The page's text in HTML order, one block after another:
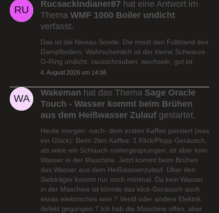
Rucsackindianer87 hat eine Antwort im
Thema WMF 1000 Boiler undicht
verfasst.
Das ist die Niveau-Sonde. Die misst den Füllstand des
Dampfboilers. Wahrscheinlich ist der kleine Schwarze
O-Ring undicht. rausschrauben, wechseln, gut ist
4. August 2026 um 14:06
Wakeman hat das Thema Sage Oracle
Touch - Wasser kommt beim Brühen
aus dem Heißwasser Zulauf gestartet.
Heute morgen -nach- dem ersten Kaffee passiert (was
ein Glück): Beim 2ten Kaffee: 1 Klick/Plopp Geräusch,
als wäre ein Schlauch runtergesprungen, ist aber kein
Wasser in der Maschine. Jetzt kommt beim Brühen
das Wasser aus dem Heißwasserzulauf. Über den
Siebträger kommt nur noch minimal. Da kein Wasser
in der Maschine ist könnte das klick-Geräusch auch
etwas elektrisches sein ? Ventil oder andere Elektrik
defekt gegangen ? Ich hab die Maschine offen, aber